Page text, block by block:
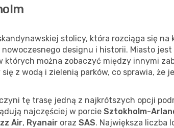
stolicy, która rozciąga się na
designu i historii. Miasto
których można zobaczyć między innymi
z wodą i zielenią parków, co sprawia, że
tę trasę jedną z najkrótszych opcji
najczęściej w porcie Sztokholm-
Air, Ryanair oraz SAS. Największa liczba